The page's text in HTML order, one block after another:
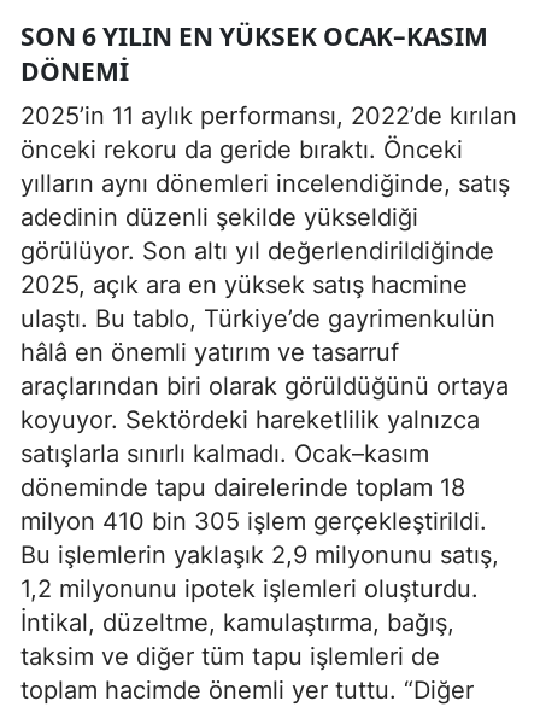
SON 6 YILIN EN YÜKSEK OCAK–KASIM
DÖNEMI
2025’in 11 aylık performansı, 2022’de kırılan
önceki rekoru da geride bıraktı. Önceki
yılların aynı dönemleri incelendiğinde, satış
adedinin düzenli şekilde yükseldiği
görülüyor. Son altı yıl değerlendirildiğinde
2025, açık ara en yüksek satış hacmine
ulaştı. Bu tablo, Türkiye’de gayrimenkulün
hâlâ en önemli yatırım ve tasarruf
araçlarından biri olarak görüldüğünü ortaya
koyuyor. Sektördeki hareketlilik yalnızca
satışlarla sınırlı kalmadı. Ocak–kasım
döneminde tapu dairelerinde toplam 18
milyon 410 bin 305 işlem gerçekleştirildi.
Bu işlemlerin yaklaşık 2,9 milyonunu satış,
1,2 milyonunu ipotek işlemleri oluşturdu.
İntikal, düzeltme, kamulaştırma, bağış,
taksim ve diğer tüm tapu işlemleri de
toplam hacimde önemli yer tuttu. “Diğer